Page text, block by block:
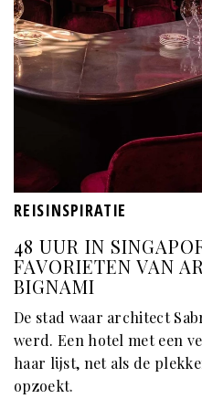
REISINSPIRATIE
48 UUR IN
FAVORIETEN VAN
BIGNAMI
De stad waar architect
werd. Een hotel met een
haar lijst, net als de
opzoekt.